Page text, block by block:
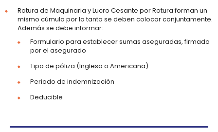
Rotura de Maquinaria y Lucro Cesante por Rotura forman un
mismo cúmulo por lo tanto se deben colocar conjuntamente.
Además se debe informar:
Formulario para establecer sumas aseguradas, firmado
por el asegurado
Tipo de póliza (Inglesa o Americana)
Periodo de indemnización
Deducible